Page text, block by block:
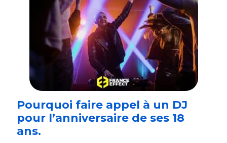
Pourquoi faire appel à un DJ
pour l’anniversaire de ses 18
ans.